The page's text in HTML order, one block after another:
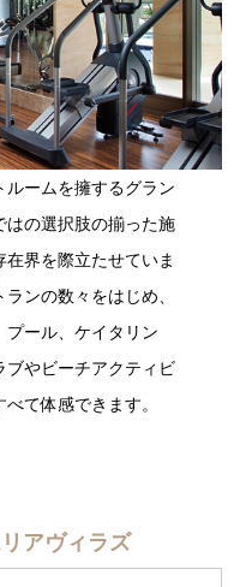
ルームを擁するグラン
はの選択肢の揃った施
界を際立たせていま
ンの数々をはじめ、
プール、ケイタリン
ブやビーチアクティビ
て体感できます。
アヴィラズ